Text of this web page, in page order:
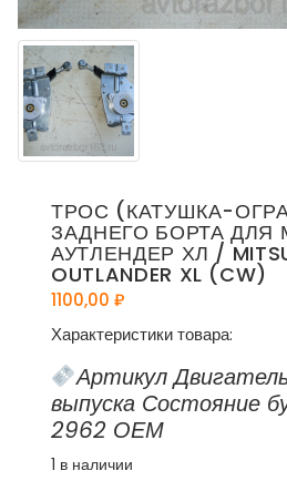
ТРОС (КАТУШКА-
ЗАДНЕГО БОРТА ДЛЯ
АУТЛЕНДЕР ХЛ /
OUTLANDER XL (CW)
1100,00 ₽
Характеристики товара:
Артикул
выпуска Состояние
2962 ОЕМ
1 в наличии